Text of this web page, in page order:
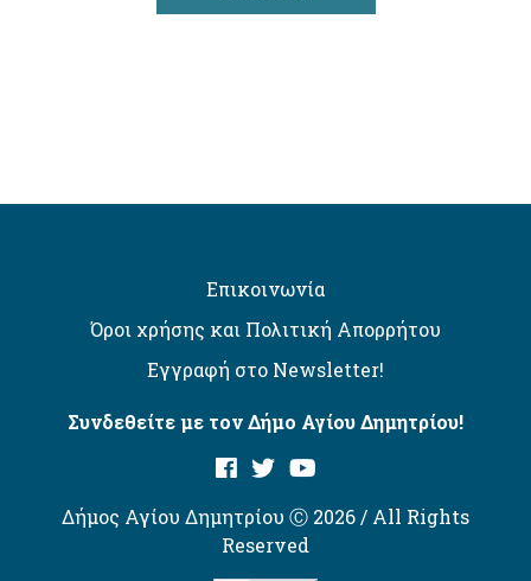
Επικοινωνία
Όροι χρήσης και Πολιτική Απορρήτου
Εγγραφή στο Newsletter!
Συνδεθείτε με τον Δήμο Αγίου Δημητρίου!
Δήμος Αγίου Δημητρίου Ⓒ 2026 / All Rights
Reserved